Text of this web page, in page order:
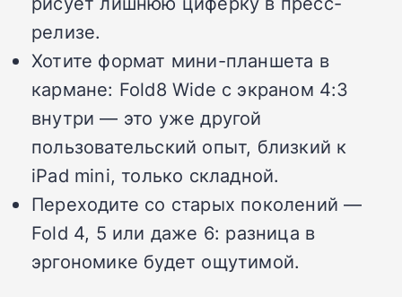
релизе.
Хотите формат мини-планшета в
кармане: Fold8 Wide с экраном 4:3
внутри — это уже другой
пользовательский опыт, близкий к
iPad mini, только складной.
Переходите со старых поколений —
Fold 4, 5 или даже 6: разница в
эргономике будет ощутимой.